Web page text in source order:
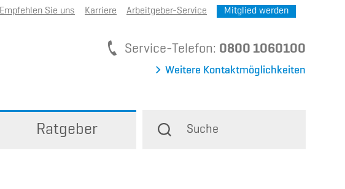
Empfehlen Sie uns Karriere Arbeitgeber-Service Mitglied werden
Service-Telefon: Service-Telefon
0800 1060100
Weitere Kontaktmöglichkeiten
Ratgeber Suche